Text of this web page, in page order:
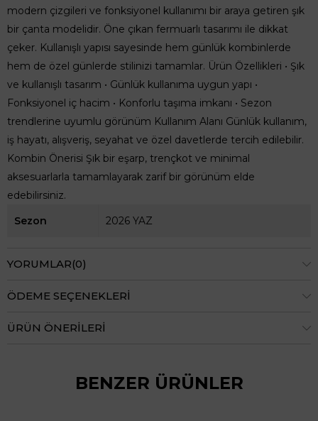
modern çizgileri ve fonksiyonel kullanımı bir araya getiren şık
bir çanta modelidir. Öne çıkan fermuarlı tasarımı ile dikkat
çeker. Kullanışlı yapısı sayesinde hem günlük kombinlerde
hem de özel günlerde stilinizi tamamlar. Ürün Özellikleri • Şık
ve kullanışlı tasarım • Günlük kullanıma uygun yapı •
Fonksiyonel iç hacim • Konforlu taşıma imkanı • Sezon
trendlerine uyumlu görünüm Kullanım Alanı Günlük kullanım,
iş hayatı, alışveriş, seyahat ve özel davetlerde tercih edilebilir.
Kombin Önerisi Şık bir eşarp, trençkot ve minimal
aksesuarlarla tamamlayarak zarif bir görünüm elde
edebilirsiniz.
Sezon
2026 YAZ
YORUMLAR(0)
ÖDEME SEÇENEKLERI
ÜRÜN ÖNERILERI
BENZER ÜRÜNLER